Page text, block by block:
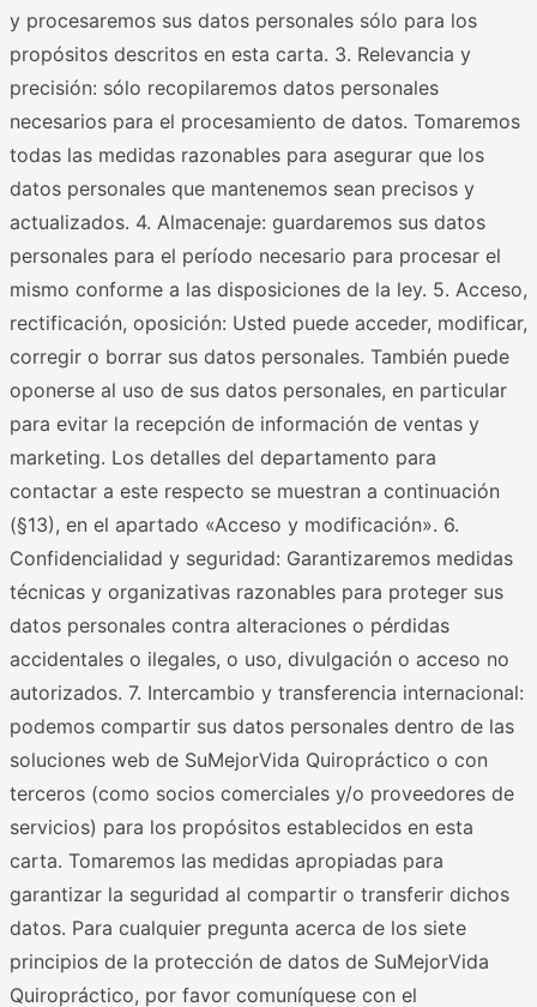
y procesaremos sus datos personales sólo para los
propósitos descritos en esta carta. 3. Relevancia y
precisión: sólo recopilaremos datos personales
necesarios para el procesamiento de datos. Tomaremos
todas las medidas razonables para asegurar que los
datos personales que mantenemos sean precisos y
actualizados. 4. Almacenaje: guardaremos sus datos
personales para el período necesario para procesar el
mismo conforme a las disposiciones de la ley. 5. Acceso,
rectificación, oposición: Usted puede acceder, modificar,
corregir o borrar sus datos personales. También puede
oponerse al uso de sus datos personales, en particular
para evitar la recepción de información de ventas y
marketing. Los detalles del departamento para
contactar a este respecto se muestran a continuación
(§13), en el apartado «Acceso y modificación». 6.
Confidencialidad y seguridad: Garantizaremos medidas
técnicas y organizativas razonables para proteger sus
datos personales contra alteraciones o pérdidas
accidentales o ilegales, o uso, divulgación o acceso no
autorizados. 7. Intercambio y transferencia internacional:
podemos compartir sus datos personales dentro de las
soluciones web de SuMejorVida Quiropráctico o con
terceros (como socios comerciales y/o proveedores de
servicios) para los propósitos establecidos en esta
carta. Tomaremos las medidas apropiadas para
garantizar la seguridad al compartir o transferir dichos
datos. Para cualquier pregunta acerca de los siete
principios de la protección de datos de SuMejorVida
Quiropráctico, por favor comuníquese con el